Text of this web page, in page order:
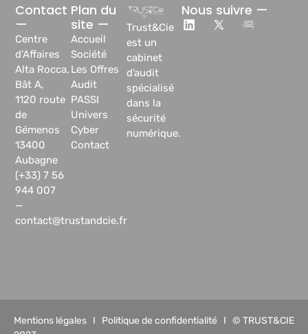
Trust&Cie
est un
cabinet
d’audit
spécialisé
dans la
sécurité
numérique.
Plan du
site —
Accueil
Société
Les Offres
Audit
PASSI
Univers
Cyber
Contact
Contact
—
Centre
d’Affaires
Alta Rocca,
Bât A,
1120 route
de
Gémenos
13400
Aubagne
(+33) 7 56
944 007
—
contact@trustandcie.fr
Nous suivre —
Mentions légales I Politique de confidentialité I © TRUST&CIE